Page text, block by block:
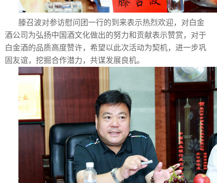
滕召波对参访慰问团一行的到来表示热烈欢迎，对白金
酒公司为弘扬中国酒文化做出的努力和贡献表示赞赏，对于
白金酒的品质高度赞许，希望以此次活动为契机，进一步巩
固友谊，挖掘合作潜力，共谋发展良机。